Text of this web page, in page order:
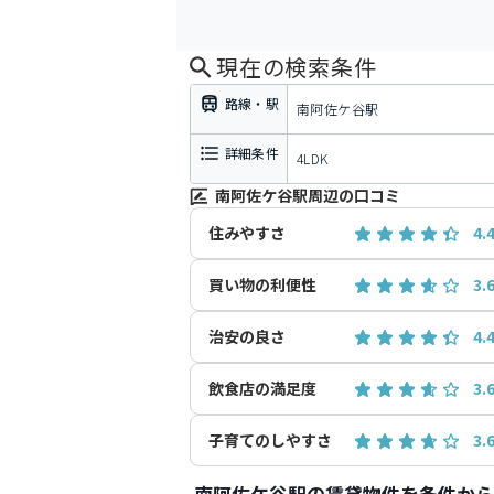
現在の検索条件
路線・駅 南阿佐ケ谷駅
詳細条件 4LDK
南阿佐ケ谷駅周辺の口コミ
住みやすさ
4.4
買い物の利便性 3.6
治安の良さ 4.4
飲食店の満足度 3.6
子育てのしやすさ